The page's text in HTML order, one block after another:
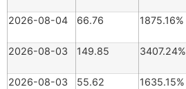
2026-08-04
66.76 1875.16%
2026-08-03
149.85 3407.24%
2026-08-03
55.62 1635.15%